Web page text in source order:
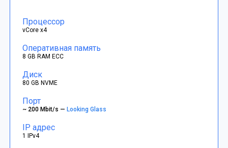
Процессор
vCore x4
Оперативная память
8 GB RAM ECC
Диск
80 GB NVME
Порт
~ 200 Mbit/s —Looking Glass
IP адрес
1 IPv4